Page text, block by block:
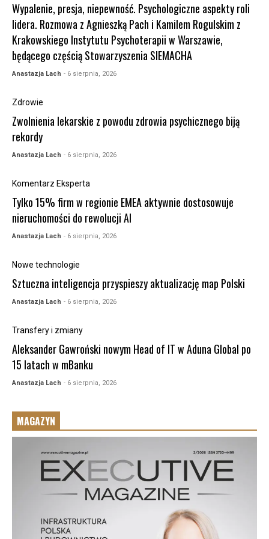
Wypalenie, presja, niepewność. Psychologiczne aspekty roli
lidera. Rozmowa z Agnieszką Pach i Kamilem Rogulskim z
Krakowskiego Instytutu Psychoterapii w Warszawie,
będącego częścią Stowarzyszenia SIEMACHA
Anastazja Lach - 6 sierpnia, 2026
Zdrowie
Zwolnienia lekarskie z powodu zdrowia psychicznego biją
rekordy
Anastazja Lach - 6 sierpnia, 2026
Komentarz Eksperta
Tylko 15% firm w regionie EMEA aktywnie dostosowuje
nieruchomości do rewolucji AI
Anastazja Lach - 6 sierpnia, 2026
Nowe technologie
Sztuczna inteligencja przyspieszy aktualizację map Polski
Anastazja Lach - 6 sierpnia, 2026
Transfery i zmiany
Aleksander Gawroński nowym Head of IT w Aduna Global po
15 latach w mBanku
Anastazja Lach - 6 sierpnia, 2026
MAGAZYN